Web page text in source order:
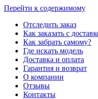
Перейти к содержимому
Отследить заказ
Как заказать с
Как забрать самому?
Где искать модель
Доставка и оплата
Гарантия и возврат
О компании
Отзывы
Контакты